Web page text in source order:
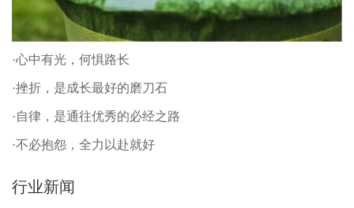
·心中有光，何惧路长
·挫折，是成长最好的磨刀石
·自律，是通往优秀的必经之路
·不必抱怨，全力以赴就好
行业新闻